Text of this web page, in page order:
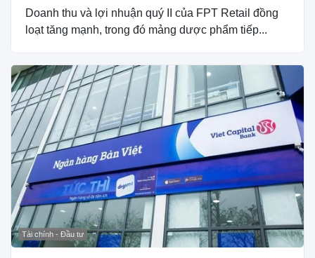
Doanh thu và lợi nhuận quý II của FPT Retail đồng
loạt tăng mạnh, trong đó mảng dược phẩm tiếp...
Tài chính - Đầu tư